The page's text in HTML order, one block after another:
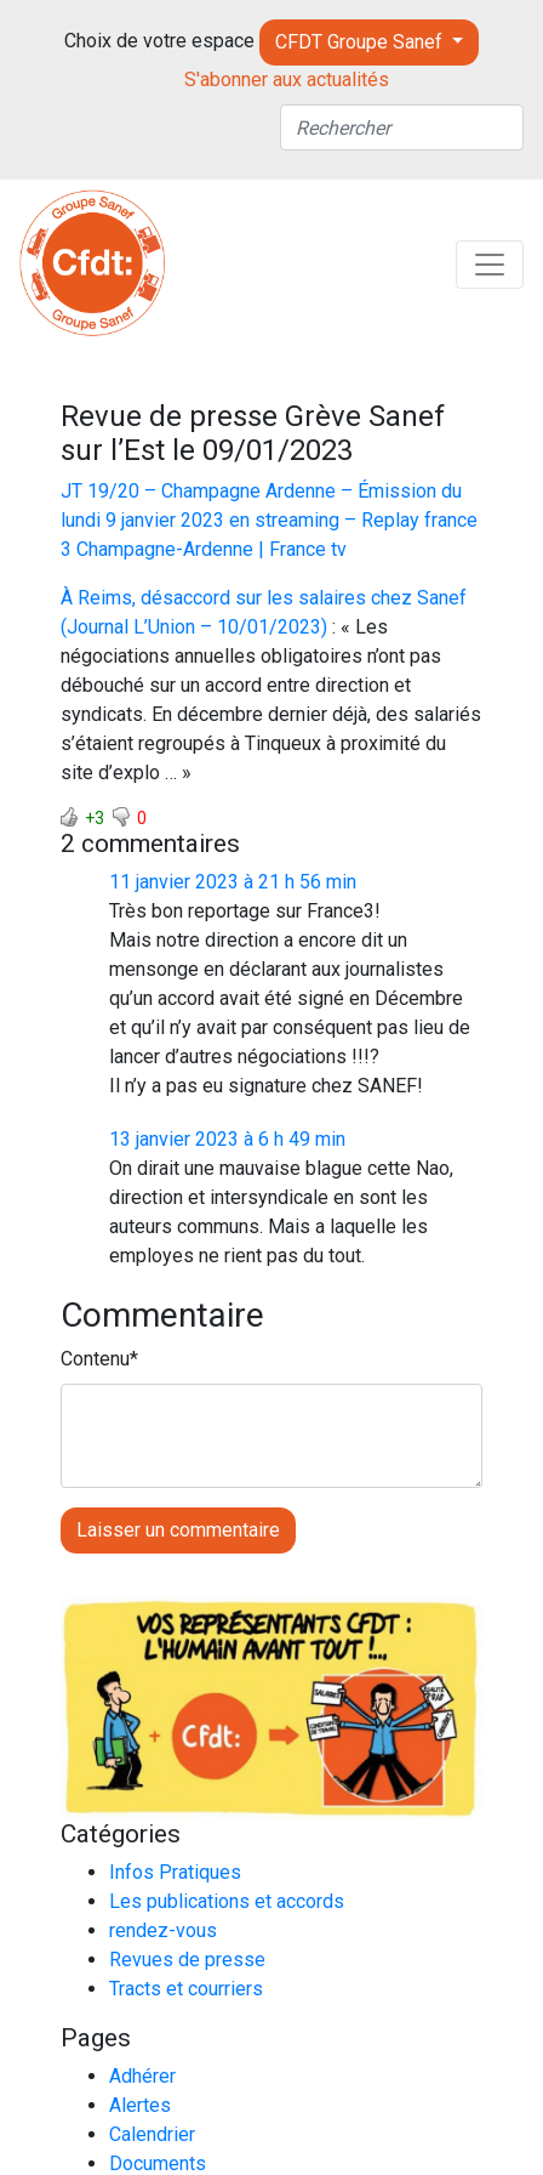
Choix de votre espace
CFDT Groupe Sanef
S'abonner aux actualités
Revue de presse Grève Sanef
sur l’Est le 09/01/2023
JT 19/20 – Champagne Ardenne – Émission du
lundi 9 janvier 2023 en streaming – Replay france
3 Champagne-Ardenne | France tv
À Reims, désaccord sur les salaires chez Sanef
(Journal L’Union – 10/01/2023) : « Les
négociations annuelles obligatoires n’ont pas
débouché sur un accord entre direction et
syndicats. En décembre dernier déjà, des salariés
s’étaient regroupés à Tinqueux à proximité du
site d’explo … »
+3 0
2 commentaires
11 janvier 2023 à 21 h 56 min
Très bon reportage sur France3!
Mais notre direction a encore dit un
mensonge en déclarant aux journalistes
qu’un accord avait été signé en Décembre
et qu’il n’y avait par conséquent pas lieu de
lancer d’autres négociations !!!?
Il n’y a pas eu signature chez SANEF!
13 janvier 2023 à 6 h 49 min
On dirait une mauvaise blague cette Nao,
direction et intersyndicale en sont les
auteurs communs. Mais a laquelle les
employes ne rient pas du tout.
Commentaire
Contenu*
Catégories
Infos Pratiques
Les publications et accords
rendez-vous
Revues de presse
Tracts et courriers
Pages
Adhérer
Alertes
Calendrier
Documents